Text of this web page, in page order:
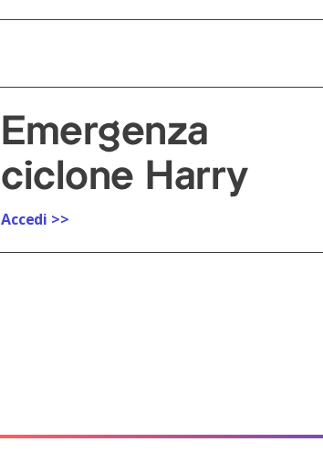
Emergenza
ciclone Harry
Accedi >>